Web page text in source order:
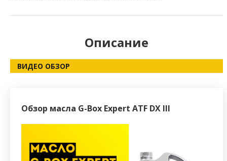
Описание
ВИДЕО ОБЗОР
Обзор масла G-Box Expert ATF DX III